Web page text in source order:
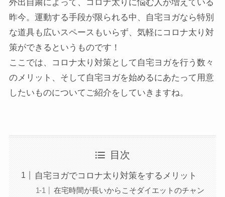
外出自粛によって、コロナ太りに悩む人が増えている
昨今。運動する手段が限られる中、自宅ヨガなら特別
な道具も広いスペースもいらず、気軽にコロナ太り対
策ができるというものです！
ここでは、コロナ太り対策として自宅ヨガを行う数々
のメリット、そして自宅ヨガを始めるにあたって用意
したいものについてご紹介をしていきますね。
目次
自宅ヨガでコロナ太り対策をするメリット
在宅時間が長いからこそダイエットのチャン